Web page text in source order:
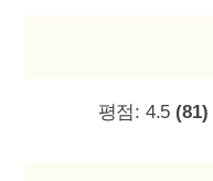
평점: 4.5 (81)